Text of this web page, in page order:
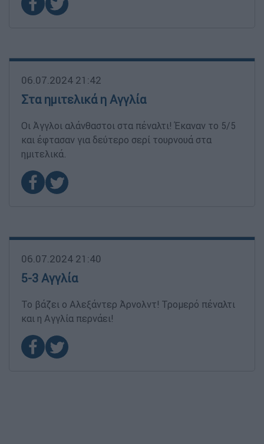
06.07.2024 21:42
Στα ημιτελικά η Αγγλία
Οι Άγγλοι αλάνθαστοι στα πέναλτι! Έκαναν το 5/5
και έφτασαν για δεύτερο σερί τουρνουά στα
ημιτελικά.
06.07.2024 21:40
5-3 Αγγλία
Το βάζει ο Αλεξάντερ Άρνολντ! Τρομερό πέναλτι
και η Αγγλία περνάει!